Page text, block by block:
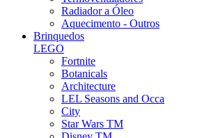
Radiador a Óleo
Aquecimento - Outros
Brinquedos
LEGO
Fortnite
Botanicals
Architecture
LEL Seasons and Occa
City
Star Wars TM